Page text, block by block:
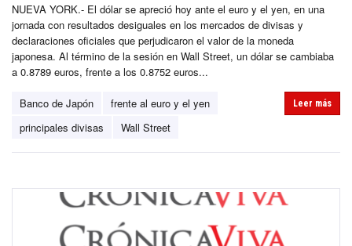
NUEVA YORK.- El dólar se apreció hoy ante el euro y el yen, en una
jornada con resultados desiguales en los mercados de divisas y
declaraciones oficiales que perjudicaron el valor de la moneda
japonesa. Al término de la sesión en Wall Street, un dólar se cambiaba
a 0.8789 euros, frente a los 0.8752 euros...
Banco de Japón
frente al euro y el yen
principales divisas
Wall Street
Leer más